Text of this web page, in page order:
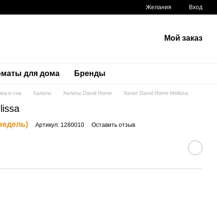
Желания Вход
Мой заказ
для дома Бренды
и сна Халаты Халаты David Home Халат David Home Melissa
Артикул: 1280010 Оставить отзыв